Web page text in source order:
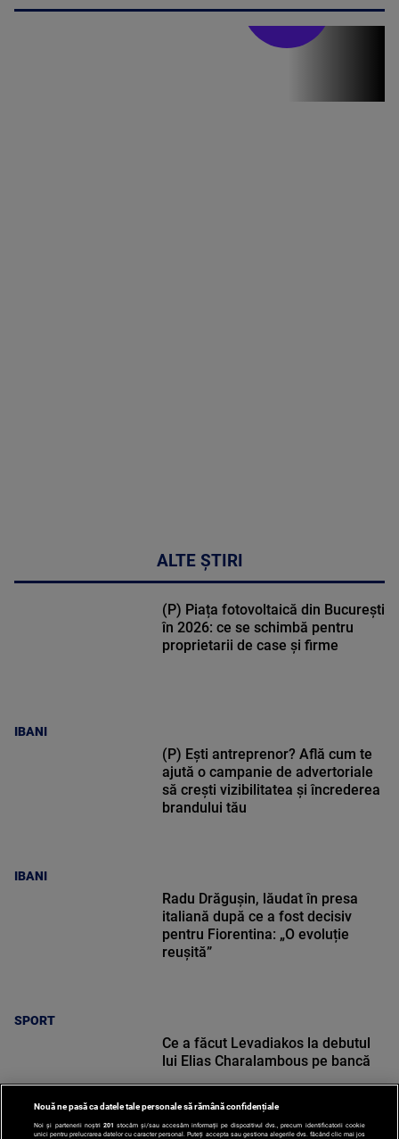
Stirile PRO TV
ALTE ȘTIRI
IBANI
(P) Piața fotovoltaică din București
în 2026: ce se schimbă pentru
proprietarii de case și firme
IBANI
(P) Ești antreprenor? Află cum te
ajută o campanie de advertoriale
să crești vizibilitatea și încrederea
brandului tău
SPORT
Radu Drăgușin, lăudat în presa
italiană după ce a fost decisiv
pentru Fiorentina: „O evoluție
reușită”
Ce a făcut Levadiakos la debutul
lui Elias Charalambous pe bancă
Nouă ne pasă ca datele tale personale să rămână confidențiale
Noi și partenerii noștri 201 stocăm și/sau accesăm informații pe dispozitivul dvs., precum identificatorii cookie
unici pentru prelucrarea datelor cu caracter personal. Puteți accepta sau gestiona alegerile dvs. făcând clic mai jos